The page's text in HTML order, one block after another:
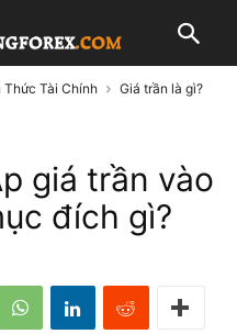
Thức Tài Chính
Giá trần là gì?
giá trần vào
đích gì?